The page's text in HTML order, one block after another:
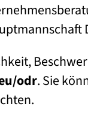
odr.Sie